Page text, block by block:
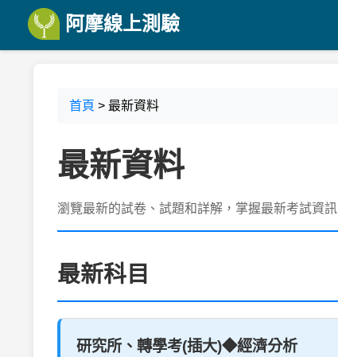
阿摩線上測驗
首頁 > 最新資料
最新資料
瀏覽最新的試卷、試題和詳解，掌握最新考試資訊
最新科目
研究所、轉學考(插大)◆經濟分析